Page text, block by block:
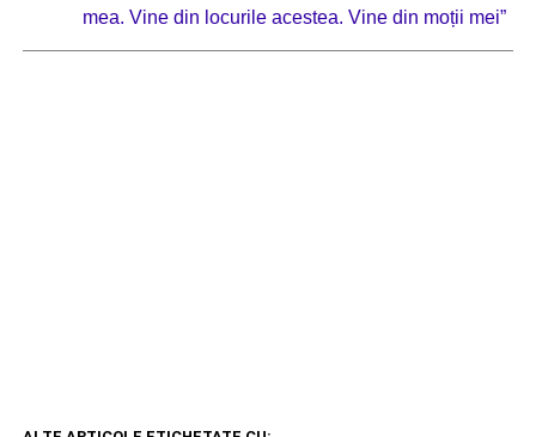
mea. Vine din locurile acestea. Vine din moții mei”